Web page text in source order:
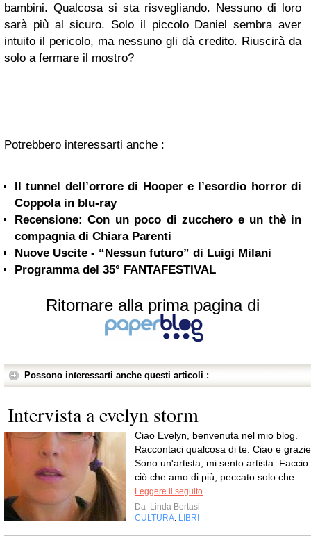
bambini. Qualcosa si sta risvegliando. Nessuno di loro
sarà più al sicuro. Solo il piccolo Daniel sembra aver
intuito il pericolo, ma nessuno gli dà credito. Riuscirà da
solo a fermare il mostro?
Potrebbero interessarti anche :
Il tunnel dell’orrore di Hooper e l’esordio horror di
Coppola in blu-ray
Recensione: Con un poco di zucchero e un thè in
compagnia di Chiara Parenti
Nuove Uscite - “Nessun futuro” di Luigi Milani
Programma del 35° FANTAFESTIVAL
Ritornare alla prima pagina di
Possono interessarti anche questi articoli :
Intervista a evelyn storm
Ciao Evelyn, benvenuta nel mio blog.
Raccontaci qualcosa di te. Ciao e
Sono un'artista, mi sento artista. Faccio
ciò che amo di più, peccato solo che...
Leggere il seguito
Da Linda Bertasi
CULTURA LIBRI